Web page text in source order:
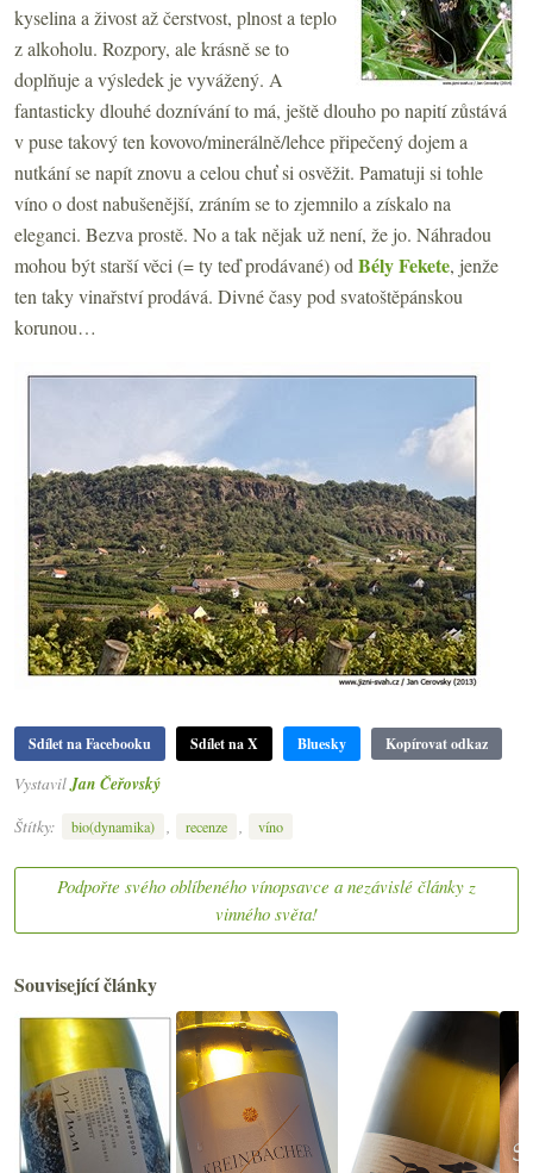
kyselina a živost až čerstvost, plnost a teplo
z alkoholu. Rozpory, ale krásně se to
doplňuje a výsledek je vyvážený. A
fantasticky dlouhé doznívání to má, ještě dlouho po napití zůstává
v puse takový ten kovovo/minerálně/lehce připečený dojem a
nutkání se napít znovu a celou chuť si osvěžit. Pamatuji si tohle
víno o dost nabušenější, zráním se to zjemnilo a získalo na
eleganci. Bezva prostě. No a tak nějak už není, že jo. Náhradou
mohou být starší věci (= ty teď prodávané) od Bély Fekete, jenže
ten taky vinařství prodává. Divné časy pod svatoštěpánskou
korunou…
Sdílet na Facebooku Sdílet na X Bluesky Kopírovat odkaz
Vystavil Jan Čeřovský
Štítky:
bio(dynamika) , recenze , víno
Podpořte svého oblíbeného vínopsavce a nezávislé články z
vinného světa!
Související články